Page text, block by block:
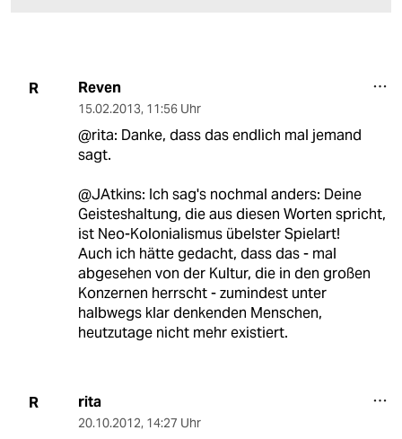
R Reven
15.02.2013, 11:56 Uhr
@rita: Danke, dass das endlich mal jemand
sagt.
@JAtkins: Ich sag's nochmal anders: Deine
Geisteshaltung, die aus diesen Worten spricht,
ist Neo-Kolonialismus übelster Spielart!
Auch ich hätte gedacht, dass das - mal
abgesehen von der Kultur, die in den großen
Konzernen herrscht - zumindest unter
halbwegs klar denkenden Menschen,
heutzutage nicht mehr existiert.
R rita
20.10.2012, 14:27 Uhr